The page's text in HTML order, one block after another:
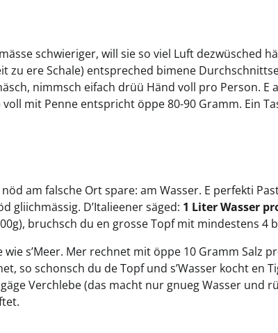
schwieriger, will sie so viel Luft dezwüsched
zu ere Schale) entspreched bimene
nimmsch eifach drüü Händ voll pro Person. E
voll mit Penne entspricht öppe 80-90 Gramm. Ein
am falsche Ort spare: am Wasser. E perfekti
gliichmässig. D’Italieener säged: 1 Liter Wasser
bruchsch du en grosse Topf mit mindestens 4
wie s’Meer. Mer rechnet mit öppe 10 Gramm Salz
so schonsch du de Topf und s’Wasser kocht en
Verchlebe (das macht nur gnueg Wasser und